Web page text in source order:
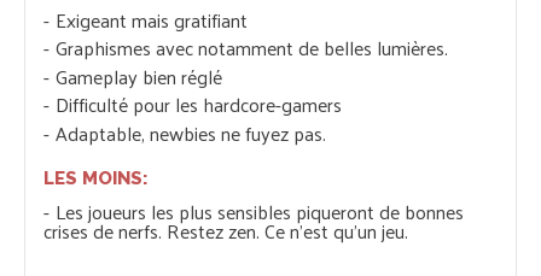
Exigeant mais gratifiant
Graphismes avec notamment de belles lumières.
Gameplay bien réglé
Difficulté pour les hardcore-gamers
Adaptable, newbies ne fuyez pas.
LES MOINS:
Les joueurs les plus sensibles piqueront de bonnes
crises de nerfs. Restez zen. Ce n'est qu'un jeu.